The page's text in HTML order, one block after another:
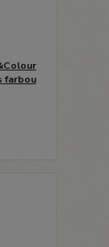
farbou